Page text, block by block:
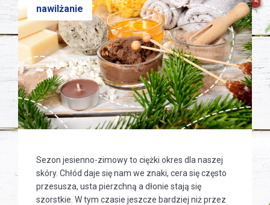
nawilżanie
Sezon jesienno-zimowy to ciężki okres dla naszej
skóry. Chłód daje się nam we znaki, cera się często
przesusza, usta pierzchną a dłonie stają się
szorstkie. W tym czasie jeszcze bardziej niż przez